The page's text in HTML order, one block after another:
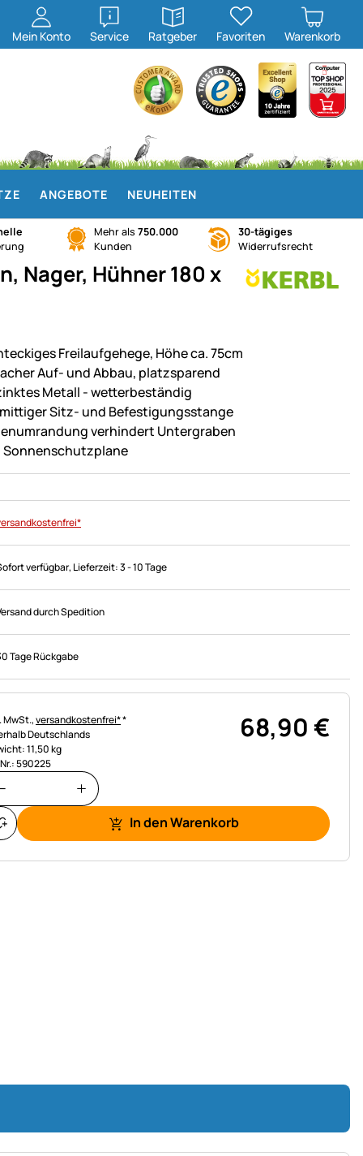
Mein Konto Service
öffnen
Ratgeber
öffnen
Favoriten Warenkorb
ANGEBOTE NEUHEITEN
Mehr als 750.000
Kunden
30-tägiges
Widerrufsrecht
Nager, Hühner 180 x
Freilaufgehege, Höhe ca. 75cm
Auf- und Abbau, platzsparend
Metall - wetterbeständig
Sitz- und Befestigungsstange
verhindert Untergraben
Sonnenschutzplane
verfügbar, Lieferzeit:3 - 10 Tage
durch Spedition
Tage Rückgabe
MwSt.,versandkostenfrei**
Deutschlands
11,50 kg
590225
68,90€
In den Warenkorb